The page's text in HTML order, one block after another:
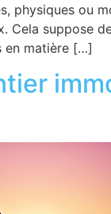
physiques ou
Cela suppose
en matière […]